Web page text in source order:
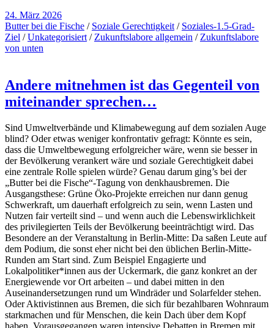
24. März 2026
Butter bei die Fische / Soziale Gerechtigkeit / Soziales-1.5-Grad-
Ziel /Unkategorisiert / Zukunftslabore allgemein / Zukunftslabore
von unten
Andere mitnehmen ist das Gegenteil von
miteinander sprechen…
Sind Umweltverbände und Klimabewegung auf dem sozialen Auge
blind? Oder etwas weniger konfrontativ gefragt: Könnte es sein,
dass die Umweltbewegung erfolgreicher wäre, wenn sie besser in
der Bevölkerung verankert wäre und soziale Gerechtigkeit dabei
eine zentrale Rolle spielen würde? Genau darum ging’s bei der
„Butter bei die Fische“-Tagung von denkhausbremen. Die
Ausgangsthese: Grüne Öko-Projekte erreichen nur dann genug
Schwerkraft, um dauerhaft erfolgreich zu sein, wenn Lasten und
Nutzen fair verteilt sind – und wenn auch die Lebenswirklichkeit
des privilegierten Teils der Bevölkerung beeinträchtigt wird. Das
Besondere an der Veranstaltung in Berlin-Mitte: Da saßen Leute auf
dem Podium, die sonst eher nicht bei den üblichen Berlin-Mitte-
Runden am Start sind. Zum Beispiel Engagierte und
Lokalpolitiker*innen aus der Uckermark, die ganz konkret an der
Energiewende vor Ort arbeiten – und dabei mitten in den
Auseinandersetzungen rund um Windräder und Solarfelder stehen.
Oder Aktivistinnen aus Bremen, die sich für bezahlbaren Wohnraum
starkmachen und für Menschen, die kein Dach über dem Kopf
haben. Vorausgegangen waren intensive Debatten in Bremen mit